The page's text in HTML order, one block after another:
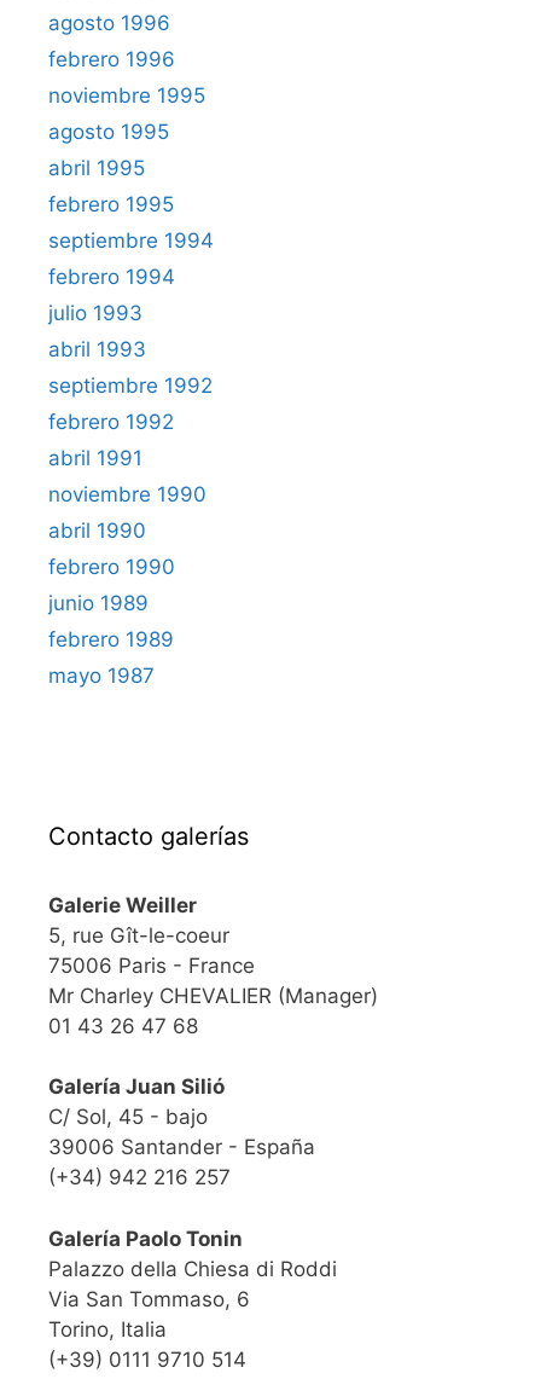
agosto 1996
febrero 1996
noviembre 1995
agosto 1995
abril 1995
febrero 1995
septiembre 1994
febrero 1994
julio 1993
abril 1993
septiembre 1992
febrero 1992
abril 1991
noviembre 1990
abril 1990
febrero 1990
junio 1989
febrero 1989
mayo 1987
Contacto galerías
Galerie Weiller
5, rue Gît-le-coeur
75006 Paris - France
Mr Charley CHEVALIER (Manager)
01 43 26 47 68
Galería Juan Silió
C/ Sol, 45 - bajo
39006 Santander - España
(+34) 942 216 257
Galería Paolo Tonin
Palazzo della Chiesa di Roddi
Via San Tommaso, 6
Torino, Italia
(+39) 0111 9710 514